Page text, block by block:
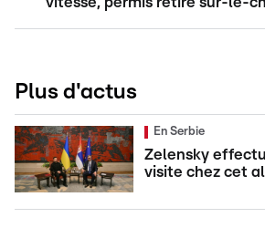
Plus d'actus
En Serbie
Zelensky
visite chez cet